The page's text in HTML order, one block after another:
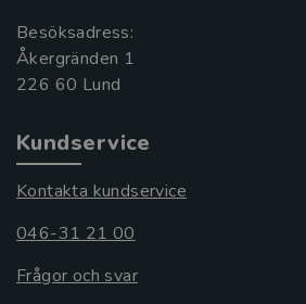
Besöksadress:
Åkergränden 1
Kundservice
Kontakta kundservice
046-31 21 00
Frågor och svar